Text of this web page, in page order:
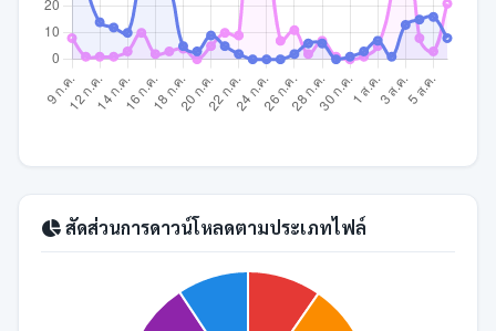
สัดส่วนการดาวน์โหลดตามประเภทไฟล์